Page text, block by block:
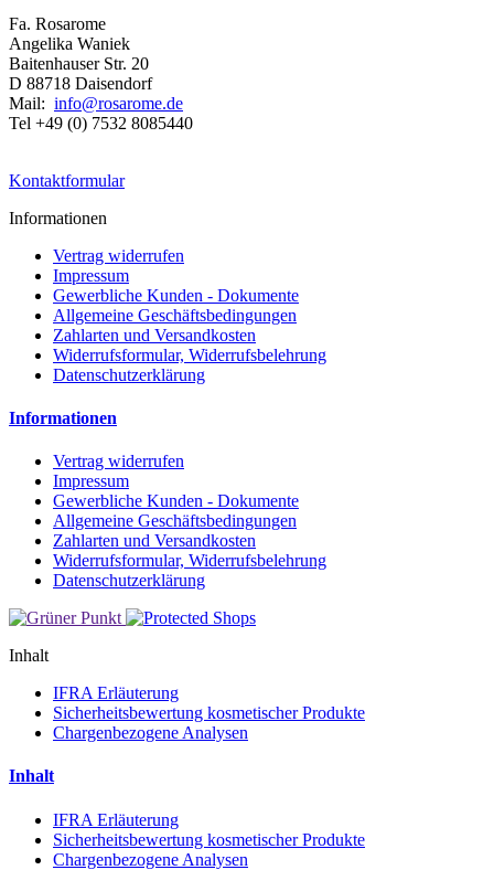
Fa. Rosarome
Angelika Waniek
Baitenhauser Str. 20
D 88718 Daisendorf
Mail: info@rosarome.de
Tel +49 (0) 7532 8085440
Kontaktformular
Informationen
Vertrag widerrufen
Impressum
Gewerbliche Kunden - Dokumente
Allgemeine Geschäftsbedingungen
Zahlarten und Versandkosten
Widerrufsformular, Widerrufsbelehrung
Datenschutzerklärung
Informationen
Vertrag widerrufen
Impressum
Gewerbliche Kunden - Dokumente
Allgemeine Geschäftsbedingungen
Zahlarten und Versandkosten
Widerrufsformular, Widerrufsbelehrung
Datenschutzerklärung
Inhalt
IFRA Erläuterung
Sicherheitsbewertung kosmetischer Produkte
Chargenbezogene Analysen
Inhalt
IFRA Erläuterung
Sicherheitsbewertung kosmetischer Produkte
Chargenbezogene Analysen